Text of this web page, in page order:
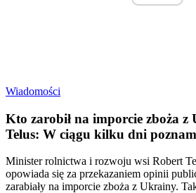
Wiadomości
Kto zarobił na imporcie zboża
Telus: W ciągu kilku dni
Minister rolnictwa i rozwoju wsi Robert
opowiada się za przekazaniem opinii
zarabiały na imporcie zboża z Ukrainy.